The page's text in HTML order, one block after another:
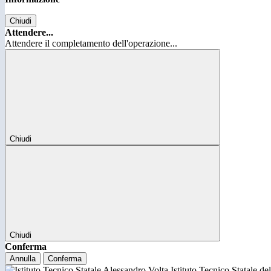
Chiudi
Attendere...
Attendere il completamento dell'operazione...
Chiudi
Chiudi
Conferma
Annulla Conferma